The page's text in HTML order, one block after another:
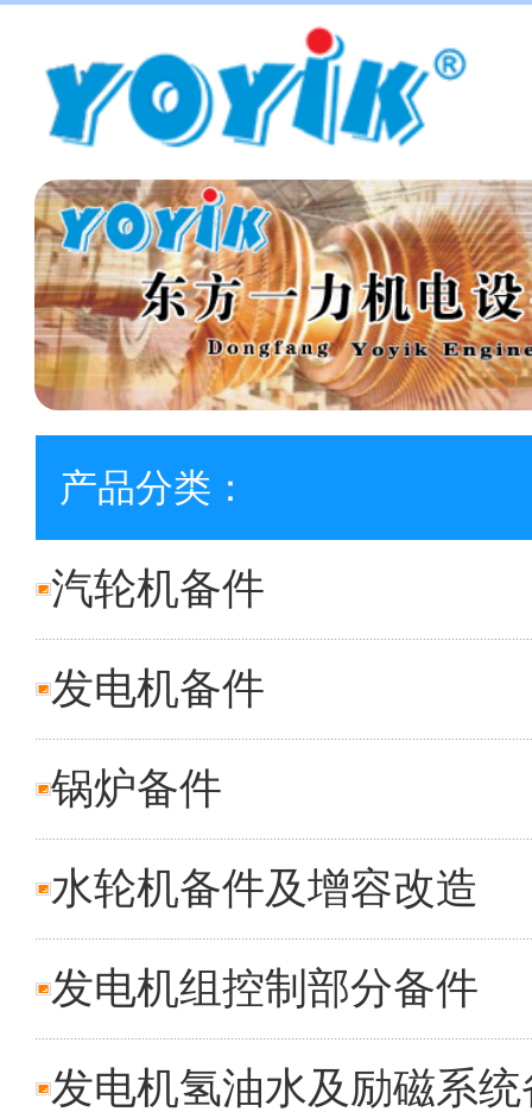
产品分类：
汽轮机备件
发电机备件
锅炉备件
水轮机备件及增容改造
发电机组控制部分备件
发电机氢油水及励磁系统